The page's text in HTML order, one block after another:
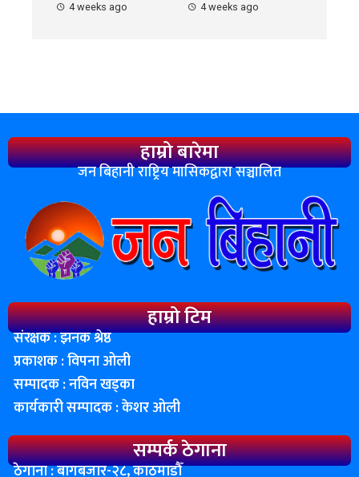
4 weeks ago 4 weeks ago
हाम्रो बारेमा
जन बिहानी राष्ट्रिय मासिकद्वारा सञ्चालित
हाम्रो टिम
संरक्षक : झनक श्रेष्ठ
प्रकाशक : विपना ओली
सम्पादक : नविन खड्का
कार्यकारी सम्पादक : केशर ओली
सम्पर्क ठेगाना
ठेगाना : बागबजार-२८, काठमाडाैँ